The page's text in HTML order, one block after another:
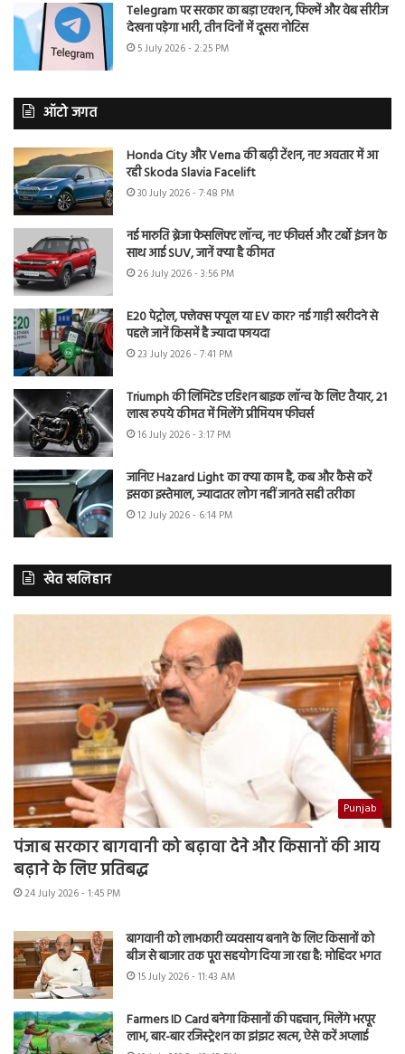
Telegram पर सरकार का बड़ा एक्शन, फिल्में और वेब सीरीज
देखना पड़ेगा भारी, तीन दिनों में दूसरा नोटिस
5 July 2026 - 2:25 PM
ऑटो जगत
Honda City और Verna की बढ़ी टेंशन, नए अवतार में आ
रही Skoda Slavia Facelift
30 July 2026 - 7:48 PM
नई मारुति ब्रेजा फेसलिफ्ट लॉन्च, नए फीचर्स और टर्बो इंजन के
साथ आई SUV, जानें क्या है कीमत
26 July 2026 - 3:56 PM
E20 पेट्रोल, फ्लेक्स फ्यूल या EV कार? नई गाड़ी खरीदने से
पहले जानें किसमें है ज्यादा फायदा
23 July 2026 - 7:41 PM
Triumph की लिमिटेड एडिशन बाइक लॉन्च के लिए तैयार, 21
लाख रुपये कीमत में मिलेंगे प्रीमियम फीचर्स
16 July 2026 - 3:17 PM
जानिए Hazard Light का क्या काम है, कब और कैसे करें
इसका इस्तेमाल, ज्यादातर लोग नहीं जानते सही तरीका
12 July 2026 - 6:14 PM
खेत खलिहान
Punjab
पंजाब सरकार बागवानी को बढ़ावा देने और किसानों की आय
बढ़ाने के लिए प्रतिबद्ध
24 July 2026 - 1:45 PM
बागवानी को लाभकारी व्यवसाय बनाने के लिए किसानों को
बीज से बाजार तक पूरा सहयोग दिया जा रहा है: मोहिंदर भगत
15 July 2026 - 11:43 AM
Farmers ID Card बनेगा किसानों की पहचान, मिलेंगे भरपूर
लाभ, बार-बार रजिस्ट्रेशन का झंझट खत्म, ऐसे करें अप्लाई